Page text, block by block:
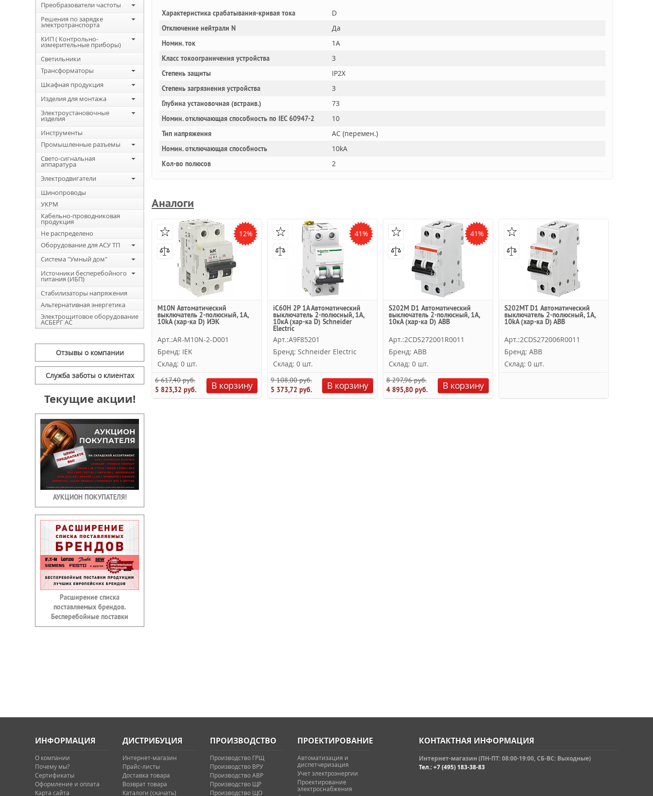
Преобразователи частоты
Решения по зарядке
электротранспорта
КИП ( Контрольно-
измерительные приборы)
Светильники
Трансформаторы
Шкафная продукция
Изделия для монтажа
Электроустановочные
изделия
Инструменты
Промышленные разъемы
Свето-сигнальная
аппаратура
Электродвигатели
Шинопроводы
УКРМ
Кабельно-проводниковая
продукция
Не распределено
Оборудование для АСУ ТП
Система "Умный дом"
Источники бесперебойного
питания (ИБП)
Стабилизаторы напряжения
Альтернативная энергетика
Электрощитовое оборудование
АСБЕРГ АС
Отзывы о компании
Служба заботы о клиентах
Текущие акции!
АУКЦИОН ПОКУПАТЕЛЯ!
Расширение списка
поставляемых брендов.
Бесперебойные поставки
Характеристика срабатывания-кривая тока D
Отключение нейтрали N Да
Номин. ток 1A
Класс токоограничения устройства 3
Степень защиты IP2X
Степень загрязнения устройства 3
Глубина установочная (встраив.) 73
Номин. отключающая способность по IEC 60947-2 10
Тип напряжения AC (перемен.)
Номин. отключающая способность 10kA
Кол-во полюсов 2
Аналоги
12%
M10N Автоматический
выключатель 2-полюсный, 1А,
10kA (хар-ка D) ИЭК
Арт.:AR-M10N-2-D001
Бренд: IEK
Склад: 0 шт.
6 617,40 руб.
5 823,32 руб.
В корзину
41%
iC60H 2P 1А Автоматический
выключатель 2-полюсный, 1А,
10кА (хар-ка D) Schneider
Electric
Арт.:A9F85201
Бренд: Schneider Electric
Склад: 0 шт.
9 108,00 руб.
5 373,72 руб.
В корзину
41%
S202M D1 Автоматический
выключатель 2-полюсный, 1А,
10кА (хар-ка D) ABB
Арт.:2CDS272001R0011
Бренд: ABB
Склад: 0 шт.
8 297,96 руб.
4 895,80 руб.
В корзину
S202MT D1 Автоматический
выключатель 2-полюсный, 1А,
10kA (хар-ка D) ABB
Арт.:2CDS272006R0011
Бренд: ABB
Склад: 0 шт.
ИНФОРМАЦИЯ
О компании
Почему мы?
Сертификаты
Оформление и оплата
Карта сайта
ДИСТРИБУЦИЯ
Интернет-магазин
Прайс-листы
Доставка товара
Возврат товара
Каталоги (скачать)
ПРОИЗВОДСТВО
Производство ГРЩ
Производство ВРУ
Производство АВР
Производство ЩР
Производство ЩО
ПРОЕКТИРОВАНИЕ
Автоматизация и
диспетчеризация
Учет электроэнергии
Проектирование
электроснабжения
КОНТАКТНАЯ ИНФОРМАЦИЯ
Интернет-магазин (ПН-ПТ: 08:00-19:00, СБ-ВС: Выходные)
Тел.: +7 (495) 183-38-83